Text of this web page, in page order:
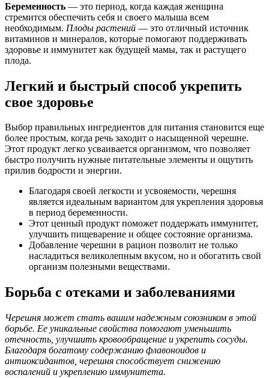
Беременность — это период, когда каждая женщина
стремится обеспечить себя и своего малыша всем
необходимым. Плоды растений — это отличный источник
витаминов и минералов, которые помогают поддерживать
здоровье и иммунитет как будущей мамы, так и растущего
плода.
Легкий и быстрый способ укрепить
свое здоровье
Выбор правильных ингредиентов для питания становится еще
более простым, когда речь заходит о насыщенной черешне.
Этот продукт легко усваивается организмом, что позволяет
быстро получить нужные питательные элементы и ощутить
прилив бодрости и энергии.
Благодаря своей легкости и усвояемости, черешня
является идеальным вариантом для укрепления здоровья
в период беременности.
Этот ценный продукт поможет поддержать иммунитет,
улучшить пищеварение и общее состояние организма.
Добавление черешни в рацион позволит не только
насладиться великолепным вкусом, но и обогатить свой
организм полезными веществами.
Борьба с отеками и заболеваниями
Черешня может стать вашим надежным союзником в этой
борьбе. Ее уникальные свойства помогают уменьшить
отечность, улучшить кровообращение и укрепить сосуды.
Благодаря богатому содержанию флавоноидов и
антиоксидантов, черешня способствует снижению
воспалений и укреплению иммунитета.